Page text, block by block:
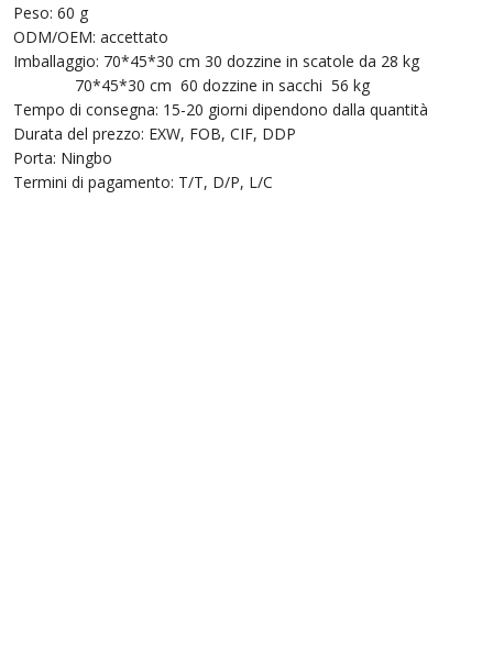
Peso: 60 g
ODM/OEM: accettato
Imballaggio: 70*45*30 cm 30 dozzine in scatole da 28 kg
70*45*30 cm 60 dozzine in sacchi 56 kg
Tempo di consegna: 15-20 giorni dipendono dalla quantità
Durata del prezzo: EXW, FOB, CIF, DDP
Porta: Ningbo
Termini di pagamento: T/T, D/P, L/C